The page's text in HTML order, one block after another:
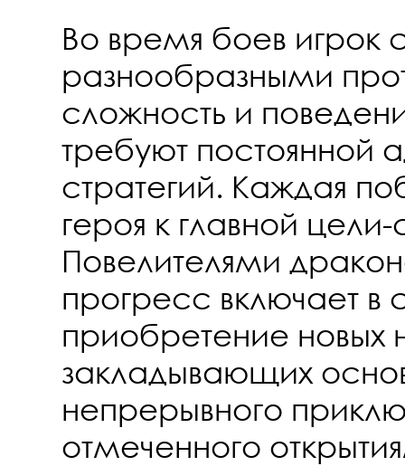
Во время боев игрок
разнообразными
сложность и
требуют постоянной
стратегий. Каждая
героя к главной цели-
Повелителями
прогресс включает в
приобретение новых
закладывающих
непрерывного
отмеченного